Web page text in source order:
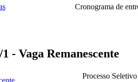
Cronograma de
- Vaga Remanescente
Processo